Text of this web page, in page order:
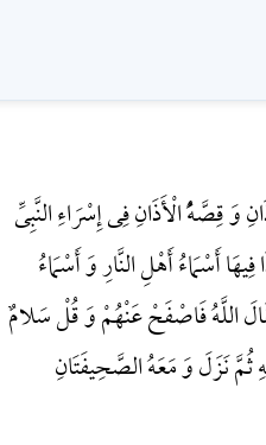
وَ قِصَّهًُْ الْأَذَانِ فِی إِسْرَاءِ النَّبِیِّ
أَسْمَاءُ أَهْلِ النَّارِ وَ أَسْمَاءُ
اللَّهُ فَاصْفَحْ عَنْهُمْ وَ قُلْ سَلامٌ
ثُمَّ نَزَلَ وَ مَعَهُ الصَّحِیفَتَانِ